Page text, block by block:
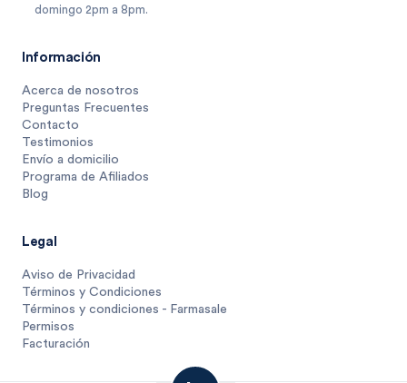
$ .3
domingo 2pm a 8pm.
Información
Acerca de nosotros
Preguntas Frecuentes
Contacto
Testimonios
Envío a domicilio
Programa de Afiliados
Blog
Legal
Aviso de Privacidad
Términos y Condiciones
Términos y condiciones - Farmasale
Permisos
Facturación